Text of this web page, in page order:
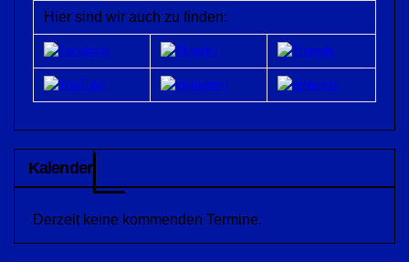
Hier sind wir auch zu finden:
Kalender
Derzeit keine kommenden Termine.